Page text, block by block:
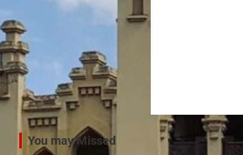
You may Missed